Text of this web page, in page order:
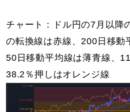
チャート：ドル円の7月以降
の転換線は赤線、200日移動
50日移動平均線は薄青線、
38.2％押しはオレンジ線